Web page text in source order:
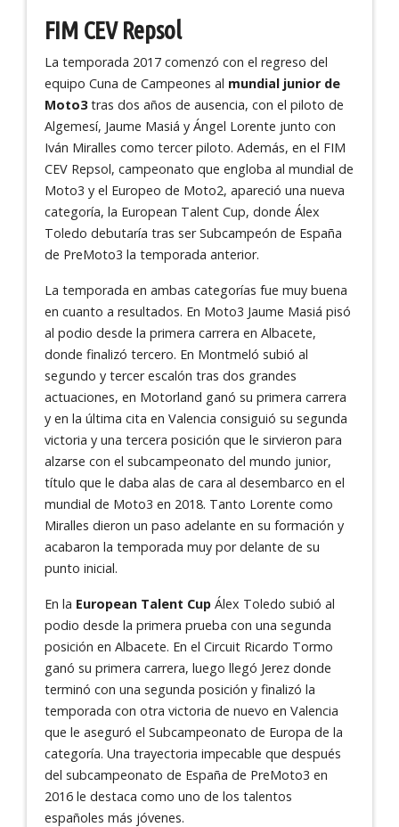
FIM CEV Repsol
La temporada 2017 comenzó con el regreso del
equipo Cuna de Campeones al mundial junior de
Moto3tras dos años de ausencia, con el piloto de
Algemesí, Jaume Masiá y Ángel Lorente junto con
Iván Miralles como tercer piloto. Además, en el FIM
CEV Repsol, campeonato que engloba al mundial de
Moto3 y el Europeo de Moto2, apareció una nueva
categoría, la European Talent Cup, donde Álex
Toledo debutaría tras ser Subcampeón de España
de PreMoto3 la temporada anterior.
La temporada en ambas categorías fue muy buena
en cuanto a resultados. En Moto3 Jaume Masiá pisó
al podio desde la primera carrera en Albacete,
donde finalizó tercero. En Montmeló subió al
segundo y tercer escalón tras dos grandes
actuaciones, en Motorland ganó su primera carrera
y en la última cita en Valencia consiguió su segunda
victoria y una tercera posición que le sirvieron para
alzarse con el subcampeonato del mundo junior,
título que le daba alas de cara al desembarco en el
mundial de Moto3 en 2018. Tanto Lorente como
Miralles dieron un paso adelante en su formación y
acabaron la temporada muy por delante de su
punto inicial.
En la European Talent Cup Álex Toledo subió al
podio desde la primera prueba con una segunda
posición en Albacete. En el Circuit Ricardo Tormo
ganó su primera carrera, luego llegó Jerez donde
terminó con una segunda posición y finalizó la
temporada con otra victoria de nuevo en Valencia
que le aseguró el Subcampeonato de Europa de la
categoría. Una trayectoria impecable que después
del subcampeonato de España de PreMoto3 en
2016 le destaca como uno de los talentos
españoles más jóvenes.